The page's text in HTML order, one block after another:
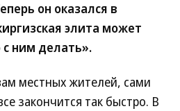
он оказался в
элита может
ним делать».
местных жителей, сами
закончится так быстро. В